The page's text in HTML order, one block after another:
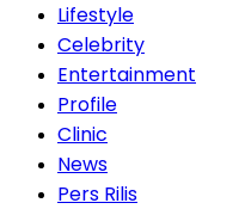
Lifestyle
Celebrity
Entertainment
Profile
Clinic
News
Pers Rilis